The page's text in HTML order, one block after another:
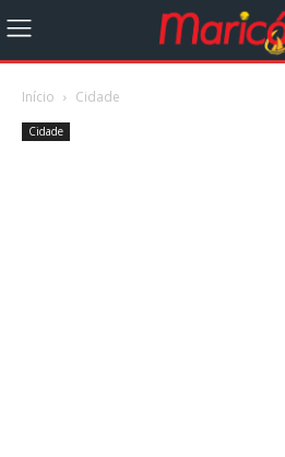
Início Cidade
Cidade